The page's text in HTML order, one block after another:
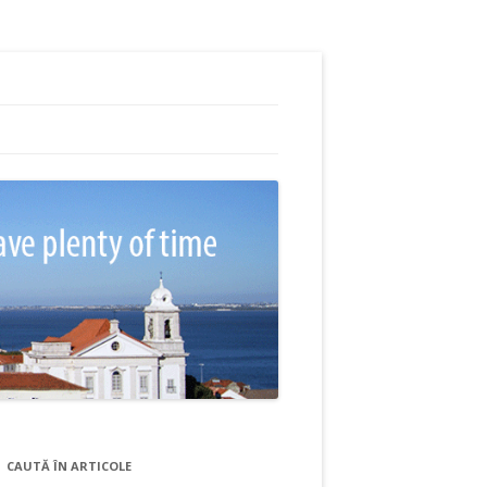
CAUTĂ ÎN ARTICOLE